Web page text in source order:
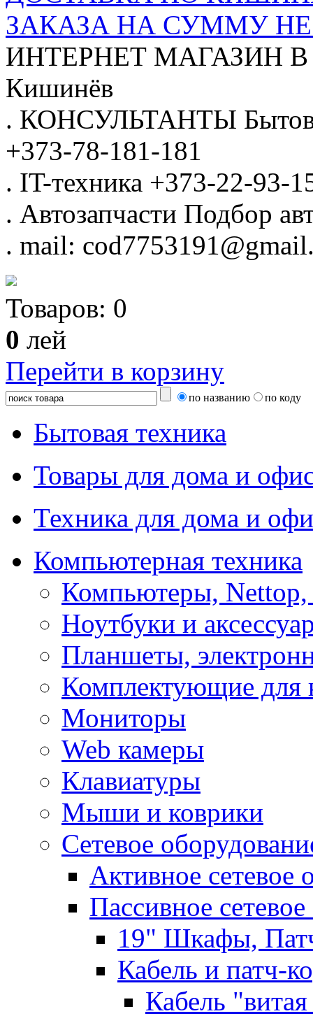
ЗАКАЗА НА СУММУ НЕ
ИНТЕРНЕТ МАГАЗИН
Кишинёв
. КОНСУЛЬТАНТЫ
+373-78-181-181
. IT-техника +373-22-93-
. Автозапчасти Подбор
. mail:
Товаров: 0
0 лей
Перейти в корзину
по названию по коду
Бытовая техника
Товары для дома и
Техника для дома и
Компьютерная техника
Компьютеры,
Ноутбуки и
Планшеты,
Комплектующие для
Мониторы
Web камеры
Клавиатуры
Мыши и коврики
Сетевое
Активное сетевое
Пассивное
19" Шкафы,
Кабель и патч-
Кабель